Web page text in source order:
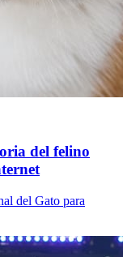
del felino
del Gato para